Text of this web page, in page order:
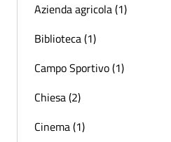
Azienda agricola (1)
Biblioteca (1)
Campo Sportivo (1)
Chiesa (2)
Cinema (1)